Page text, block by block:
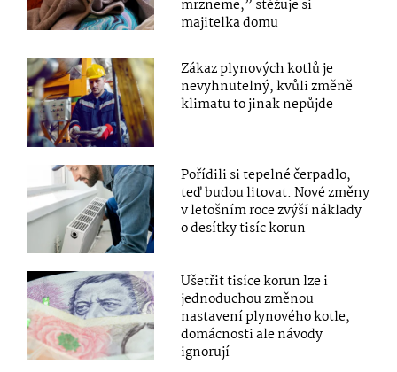
mrzneme,” stěžuje si
majitelka domu
Zákaz plynových kotlů je
nevyhnutelný, kvůli změně
klimatu to jinak nepůjde
Pořídili si tepelné čerpadlo,
teď budou litovat. Nové změny
v letošním roce zvýší náklady
o desítky tisíc korun
Ušetřit tisíce korun lze i
jednoduchou změnou
nastavení plynového kotle,
domácnosti ale návody
ignorují